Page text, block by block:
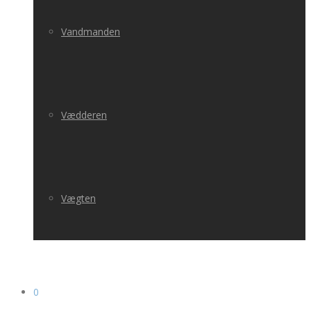
Vandmanden
Vædderen
Vægten
0